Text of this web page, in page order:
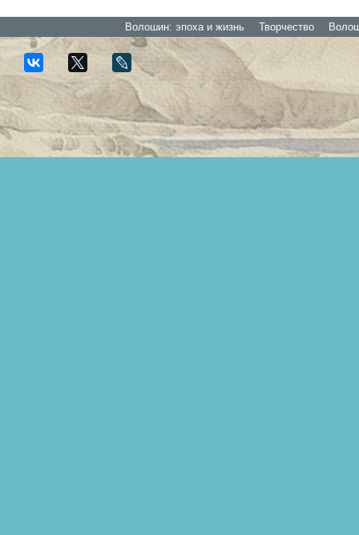
Волошин: эпоха и жизнь Творчество